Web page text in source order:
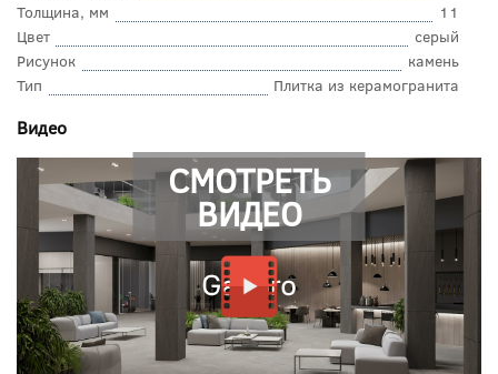
Толщина, мм
11
Цвет
серый
Рисунок
камень
Тип
Плитка из керамогранита
Видео
СМОТРЕТЬ
ВИДЕО